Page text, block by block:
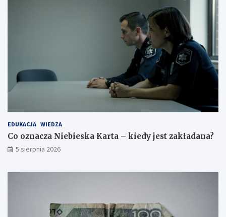
EDUKACJA WIEDZA
Co oznacza Niebieska Karta – kiedy jest zakładana?
5 sierpnia 2026